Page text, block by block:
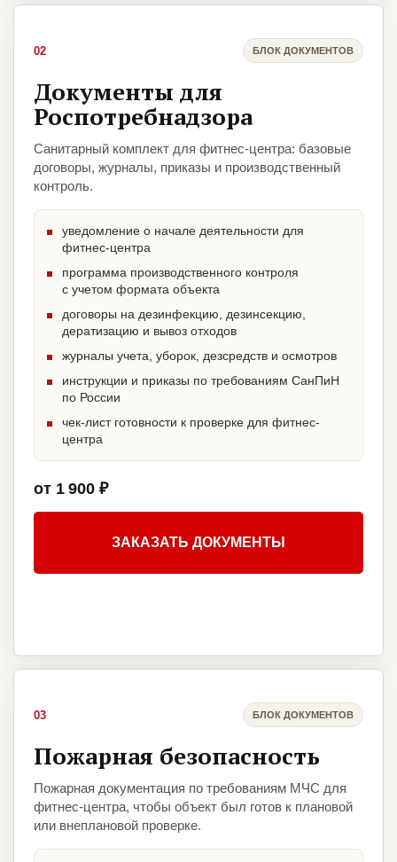
02 БЛОК ДОКУМЕНТОВ
Документы для
Роспотребнадзора
Санитарный комплект для фитнес-центра: базовые
договоры, журналы, приказы и производственный
контроль.
уведомление о начале деятельности для
фитнес-центра
программа производственного контроля
с учетом формата объекта
договоры на дезинфекцию, дезинсекцию,
дератизацию и вывоз отходов
журналы учета, уборок, дезсредств и осмотров
инструкции и приказы по требованиям СанПиН
по России
чек-лист готовности к проверке для фитнес-
центра
от 1 900 ₽
ЗАКАЗАТЬ ДОКУМЕНТЫ
03 БЛОК ДОКУМЕНТОВ
Пожарная безопасность
Пожарная документация по требованиям МЧС для
фитнес-центра, чтобы объект был готов к плановой
или внеплановой проверке.